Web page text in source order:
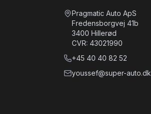
Pragmatic Auto ApS
Fredensborgvej 41b
3400 Hillerød
CVR: 43021990
+45 40 40 82 52
youssef@super-auto.dk